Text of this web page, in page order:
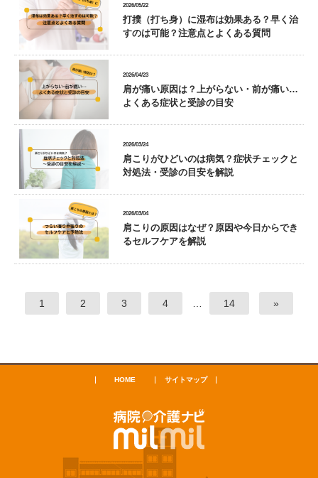
2026/05/22
打撲（打ち身）に湿布は効果ある？早く治
すのは可能？注意点とよくある質問
2026/04/23
肩が痛い原因は？上がらない・前が痛い…
よくある症状と受診の目安
2026/03/24
肩こりがひどいのは病気？症状チェックと
対処法・受診の目安を解説
2026/03/04
肩こりの原因はなぜ？原因や今日からでき
るセルフケアを解説
1 2 3 4 14 »
HOME サイトマップ